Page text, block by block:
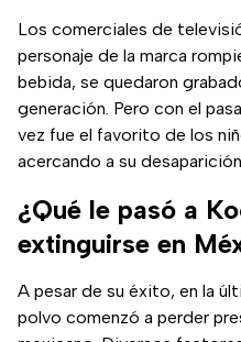
Los comerciales de
personaje de la marca
bebida, se quedaron
generación. Pero con el
vez fue el favorito de los
acercando a su
¿Qué le pasó a
extinguirse en
A pesar de su éxito, en la
polvo comenzó a perder